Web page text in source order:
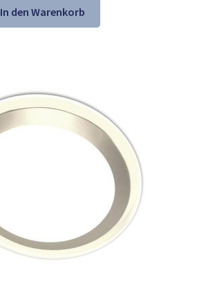
war:
78,74 €
ist:
52,98 €.
In den Warenkorb